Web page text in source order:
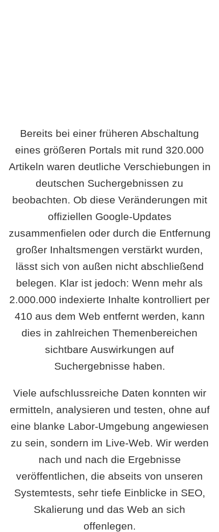
Bereits bei einer früheren Abschaltung
eines größeren Portals mit rund 320.000
Artikeln waren deutliche Verschiebungen in
deutschen Suchergebnissen zu
beobachten. Ob diese Veränderungen mit
offiziellen Google-Updates
zusammenfielen oder durch die Entfernung
großer Inhaltsmengen verstärkt wurden,
lässt sich von außen nicht abschließend
belegen. Klar ist jedoch: Wenn mehr als
2.000.000 indexierte Inhalte kontrolliert per
410 aus dem Web entfernt werden, kann
dies in zahlreichen Themenbereichen
sichtbare Auswirkungen auf
Suchergebnisse haben.
Viele aufschlussreiche Daten konnten wir
ermitteln, analysieren und testen, ohne auf
eine blanke Labor-Umgebung angewiesen
zu sein, sondern im Live-Web. Wir werden
nach und nach die Ergebnisse
veröffentlichen, die abseits von unseren
Systemtests, sehr tiefe Einblicke in SEO,
Skalierung und das Web an sich
offenlegen.